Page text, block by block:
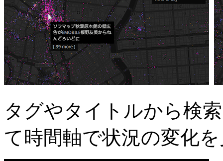
タグやタイトルから検
て時間軸で状況の変化